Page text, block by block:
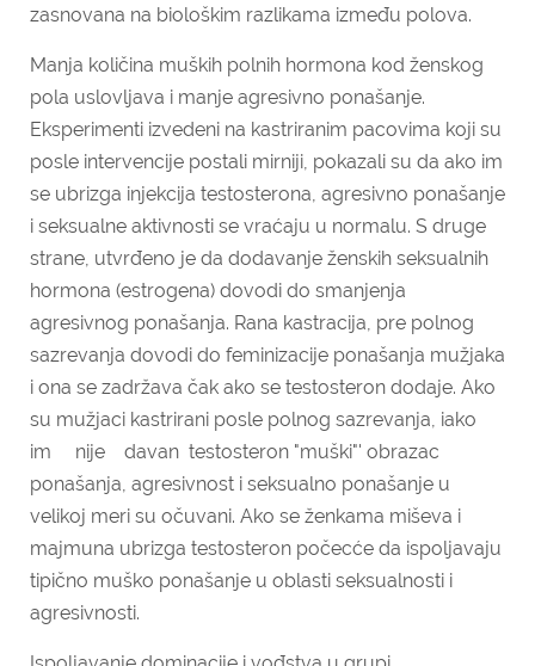
zasnovana na biološkim razlikama između polova.
Manja količina muških polnih hormona kod ženskog
pola uslovljava i manje agresivno ponašanje.
Eksperimenti izvedeni na kastriranim pacovima koji su
posle intervencije postali mirniji, pokazali su da ako im
se ubrizga injekcija testosterona, agre­sivno ponašanje
i seksualne aktivnosti se vraćaju u normalu. S druge
strane, utvrđeno je da dodavanje ženskih seksualnih
hormona (estrogena) dovodi do smanjenja
agresivnog ponašanja. Rana kastracija, pre polnog
sazrevanja dovodi do feminizacije ponašanja mužjaka
i ona se zadržava čak ako se testosteron dodaje. Ako
su mužjaci kastrirani posle polnog sazrevanja, iako
im nije davan testosteron "muški"' obrazac
ponašanja, agresivnost i seksualno ponašanje u
velikoj meri su očuvani. Ako se ženkama miševa i
majmuna ubrizga testosteron počecće da ispoljavaju
tipično muško ponašanje u oblasti seksualnosti i
agresivnosti.